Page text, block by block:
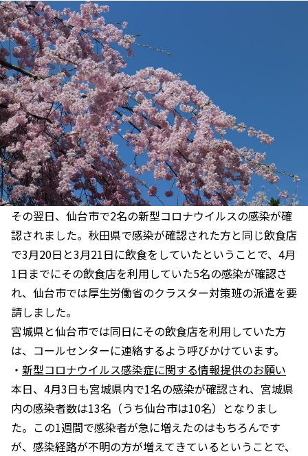
その翌日、仙台市で2名の新型コロナウイルスの感染が確
認されました。秋田県で感染が確認された方と同じ飲食店
で3月20日と3月21日に飲食をしていたということで、4月
1日までにその飲食店を利用していた5名の感染が確認さ
れ、仙台市では厚生労働省のクラスター対策班の派遣を要
請しました。
宮城県と仙台市では同日にその飲食店を利用していた方
は、コールセンターに連絡するよう呼びかけています。
・ 新型コロナウイルス感染症に関する情報提供のお願い
本日、4月3日も宮城県内で1名の感染が確認され、宮城県
内の感染者数は13名（うち仙台市は10名）となりまし
た。この1週間で感染者が急に増えたのはもちろんです
が、感染経路が不明の方が増えてきているということで、